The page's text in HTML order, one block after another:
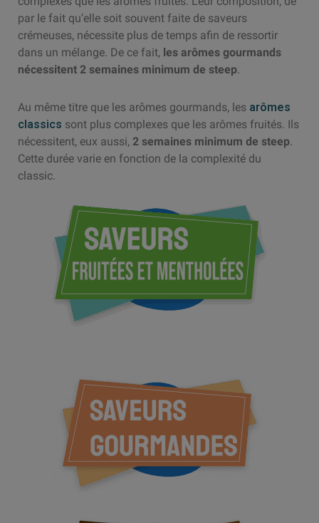
par le fait qu’elle soit souvent faite de saveurs
crémeuses, nécessite plus de temps afin de ressortir
dans un mélange. De ce fait, les arômes gourmands
nécessitent 2 semaines minimum de steep.
Au même titre que les arômes gourmands, les arômes
classics sont plus complexes que les arômes fruités. Ils
nécessitent, eux aussi, 2 semaines minimum de steep.
Cette durée varie en fonction de la complexité du
classic.